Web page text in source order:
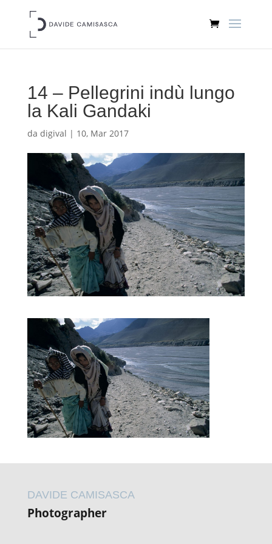
14 – Pellegrini indù lungo
la Kali Gandaki
da digival | 10, Mar 2017
DAVIDE CAMISASCA
Photographer